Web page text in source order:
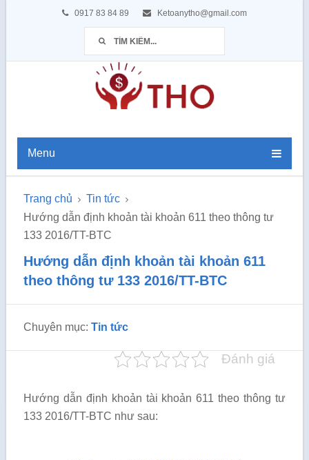
0917 83 84 89 Ketoanytho@gmail.com
Menu
Trang chủ
Tin tức
Hướng dẫn định khoản tài khoản 611 theo thông tư
133 2016/TT-BTC
Hướng dẫn định khoản tài khoản 611
theo thông tư 133 2016/TT-BTC
Chuyên mục: Tin tức
Đánh giá
Hướng dẫn định khoản tài khoản 611 theo thông tư
133 2016/TT-BTC như sau: